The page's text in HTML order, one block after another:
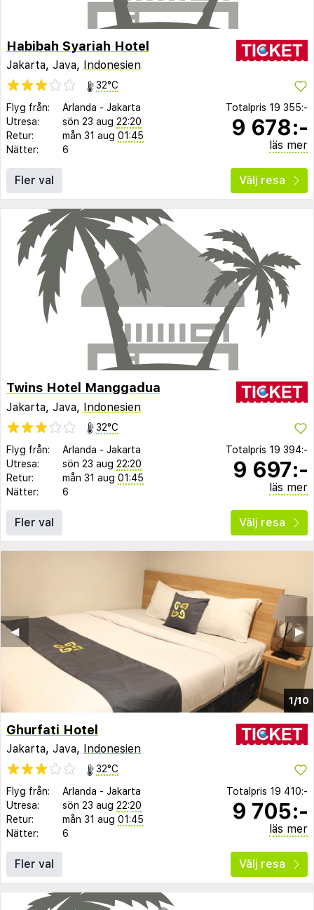
Habibah Syariah Hotel
Jakarta, Java, Indonesien
32°C
Flyg från:
Arlanda - Jakarta
Utresa:
sön 23 aug 22:20
Retur:
mån 31 aug 01:45
Nätter:
6
Totalpris 19 355:-
9 678:-
läs mer
Fler val Välj resa
Twins Hotel Manggadua
Jakarta, Java, Indonesien
32°C
Flyg från:
Arlanda - Jakarta
Utresa:
sön 23 aug 22:20
Retur:
mån 31 aug 01:45
Nätter:
6
Totalpris 19 394:-
9 697:-
läs mer
Fler val Välj resa
1/10
▶︎
◀︎
Ghurfati Hotel
Jakarta, Java, Indonesien
32°C
Flyg från:
Arlanda - Jakarta
Utresa:
sön 23 aug 22:20
Retur:
mån 31 aug 01:45
Nätter:
6
Totalpris 19 410:-
9 705:-
läs mer
Fler val Välj resa